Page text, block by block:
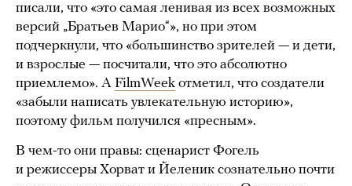
писали, что «это самая ленивая из всех возможных
версий „Братьев Марио“», но при этом
подчеркнули, что «большинство зрителей — и дети,
и взрослые — посчитали, что это абсолютно
приемлемо». А FilmWeek отметил, что создатели
«забыли написать увлекательную историю»,
поэтому фильм получился «пресным».
В чем-то они правы: сценарист Фогель
и режиссеры Хорват и Йеленик сознательно почти